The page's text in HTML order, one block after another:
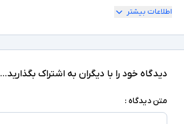
اتصال شبکه
اتصال بلوتوث ندارد
سایر پورت ها
اطلاعات بیشتر
دیدگاه خود را با دیگران به اشتراک بگذارید...
متن دیدگاه :